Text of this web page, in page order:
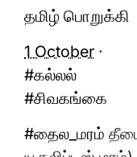
தமிழ் பொறுக்கி
1 October ·
#கல்லல்
#சிவகங்கை
#தைல_மரம்